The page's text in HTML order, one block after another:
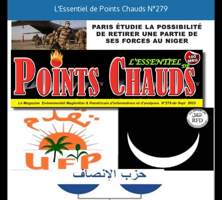
L'Essentiel de Points Chauds N°279